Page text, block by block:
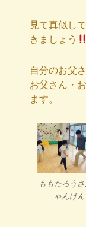
見て真似し
きましょう
自分のお父
お父さん・
ます。
ももたろう
ゃんけん